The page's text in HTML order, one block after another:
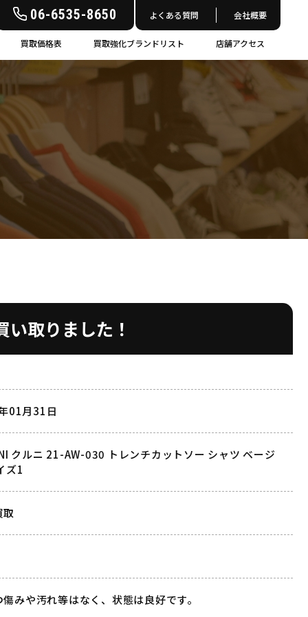
06-6535-8650 よくある質問 会社概要
買取価格表 買取強化ブランドリスト 店舗アクセス
取りました！
01月31日
クルニ 21-AW-030 トレンチカットソー シャツ ベージ
ズ1
取
みや汚れ等はなく、状態は良好です。